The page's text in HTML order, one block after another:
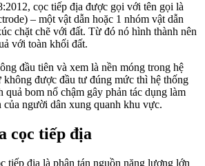
cọc tiếp địa được gọi với tên gọi là
– một vật dẫn hoặc 1 nhóm vật dẫn
chặt chẽ với đất. Từ đó nó hình thành nên
với toàn khối đất.
đầu tiên và xem là nền móng trong hệ
không được đầu tư đúng mức thì hệ thống
quả bom nổ chậm gây phản tác dụng làm
của người dân xung quanh khu vực.
cọc tiếp địa
tiếp địa là phân tán nguồn năng lượng lớn